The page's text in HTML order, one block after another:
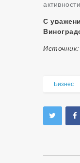
активности.
С
Источник:
Бизнес